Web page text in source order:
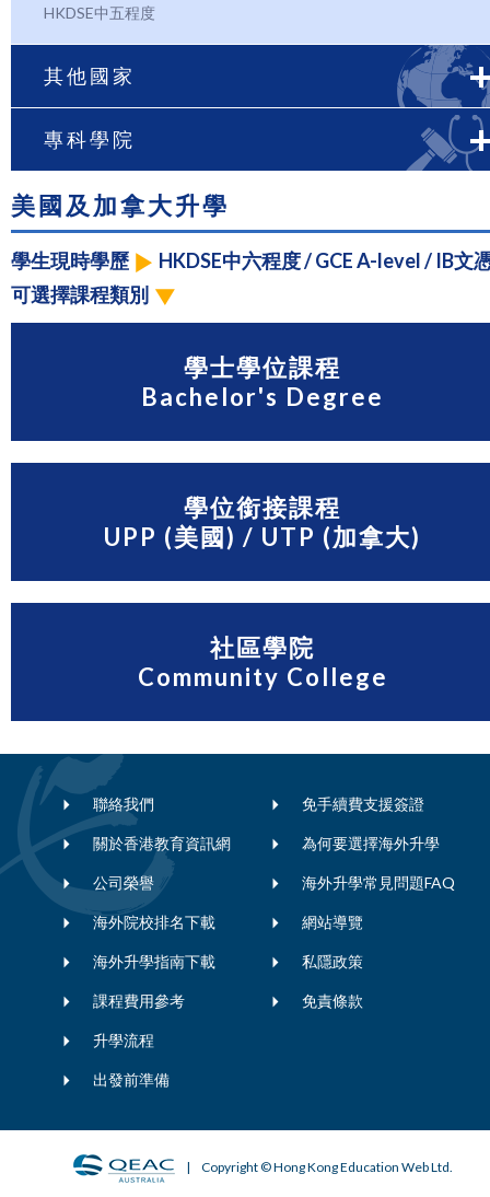
HKDSE中五程度
其他國家
專科學院
美國及加拿大升學
學生現時學歷
HKDSE中六程度 / GCE A-level / IB文
可選擇課程類別
學士學位課程
Bachelor's Degree
學位銜接課程
UPP (美國) / UTP (加拿大)
社區學院
Community College
聯絡我們
關於香港教育資訊網
公司榮譽
海外院校排名下載
海外升學指南下載
課程費用參考
升學流程
出發前準備
免手續費支援簽證
為何要選擇海外升學
海外升學常見問題FAQ
網站導覽
私隱政策
免責條款
| Copyright © Hong Kong Education Web Ltd.